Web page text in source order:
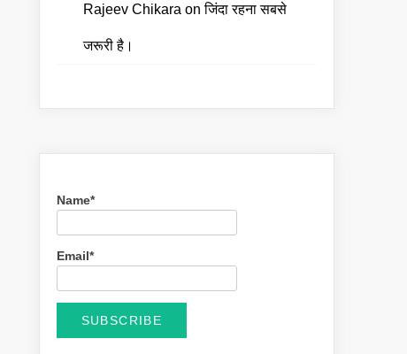
Rajeev Chikara onजिंदा रहना सबसे
जरूरी है।
Name*
Email*